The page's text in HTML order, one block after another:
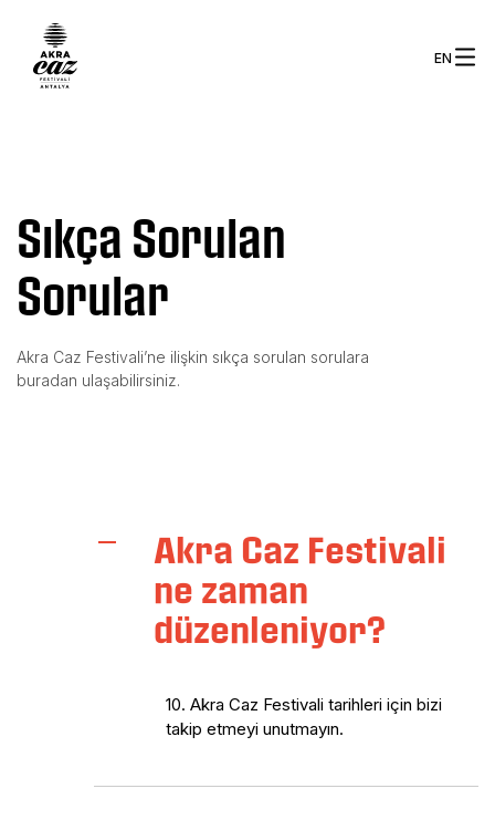
EN
Sıkça Sorulan
Sorular
Akra Caz Festivali’ne ilişkin sıkça sorulan sorulara
buradan ulaşabilirsiniz.
Akra Caz Festivali
ne zaman
düzenleniyor?
10. Akra Caz Festivali tarihleri için bizi
takip etmeyi unutmayın.